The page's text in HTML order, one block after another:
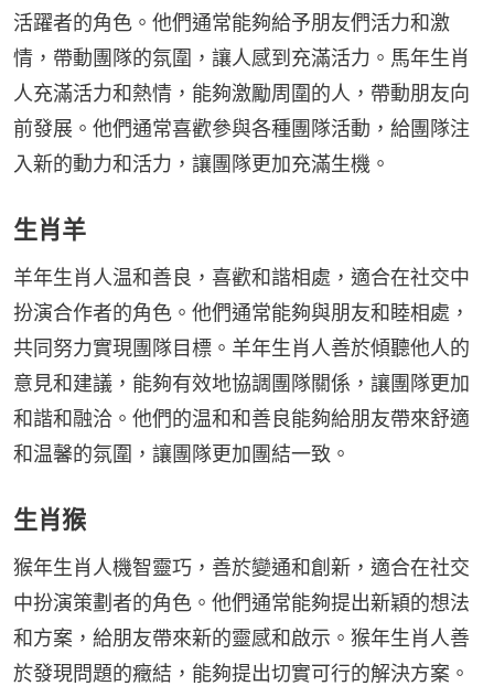
活躍者的角色。他們通常能夠給予朋友們活力和激
情，帶動團隊的氛圍，讓人感到充滿活力。馬年生肖
人充滿活力和熱情，能夠激勵周圍的人，帶動朋友向
前發展。他們通常喜歡參與各種團隊活動，給團隊注
入新的動力和活力，讓團隊更加充滿生機。
生肖羊
羊年生肖人温和善良，喜歡和諧相處，適合在社交中
扮演合作者的角色。他們通常能夠與朋友和睦相處，
共同努力實現團隊目標。羊年生肖人善於傾聽他人的
意見和建議，能夠有效地協調團隊關係，讓團隊更加
和諧和融洽。他們的温和和善良能夠給朋友帶來舒適
和温馨的氛圍，讓團隊更加團結一致。
生肖猴
猴年生肖人機智靈巧，善於變通和創新，適合在社交
中扮演策劃者的角色。他們通常能夠提出新穎的想法
和方案，給朋友帶來新的靈感和啟示。猴年生肖人善
於發現問題的癥結，能夠提出切實可行的解決方案。